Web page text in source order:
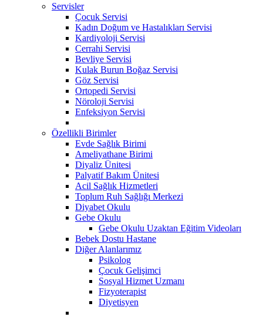
Servisler
Çocuk Servisi
Kadın Doğum ve Hastalıkları Servisi
Kardiyoloji Servisi
Cerrahi Servisi
Bevliye Servisi
Kulak Burun Boğaz Servisi
Göz Servisi
Ortopedi Servisi
Nöroloji Servisi
Enfeksiyon Servisi
Özellikli Birimler
Evde Sağlık Birimi
Ameliyathane Birimi
Diyaliz Ünitesi
Palyatif Bakım Ünitesi
Acil Sağlık Hizmetleri
Toplum Ruh Sağlığı Merkezi
Diyabet Okulu
Gebe Okulu
Gebe Okulu Uzaktan Eğitim Videoları
Bebek Dostu Hastane
Diğer Alanlarımız
Psikolog
Çocuk Gelişimci
Sosyal Hizmet Uzmanı
Fizyoterapist
Diyetisyen